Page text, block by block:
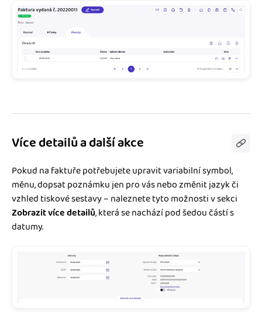
Více detailů a další akce
Pokud na faktuře potřebujete upravit variabilní symbol,
měnu, dopsat poznámku jen pro vás nebo změnit jazyk či
vzhled tiskové sestavy – naleznete tyto možnosti v sekci
Zobrazit více detailů, která se nachází pod šedou částí s
datumy.